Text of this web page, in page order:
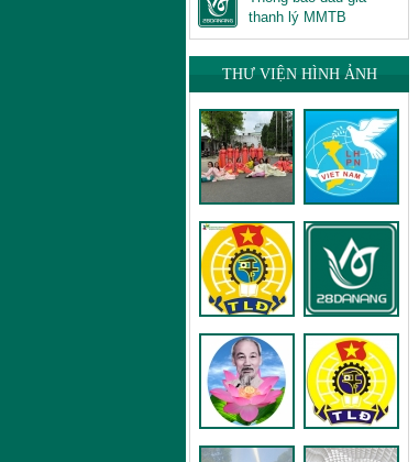
thanh lý MMTB
THƯ VIỆN HÌNH ẢNH